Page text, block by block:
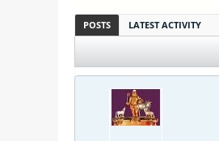
POSTS LATEST ACTIVITY